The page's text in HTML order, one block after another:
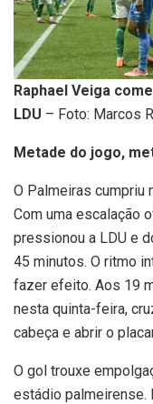
Raphael Veiga
LDU – Foto: Marcos
Metade do jogo,
O Palmeiras cumpriu
Com uma escalação
pressionou a LDU e
45 minutos. O ritmo
fazer efeito. Aos 19
nesta quinta-feira,
cabeça e abrir o
O gol trouxe
estádio palmeirense.